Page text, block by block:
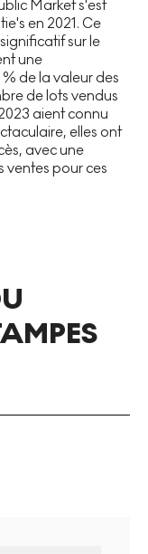
Market s'est
en 2021. Ce
sur le
une
de la valeur des
de lots vendus
aient connu
elles ont
avec une
ventes pour ces